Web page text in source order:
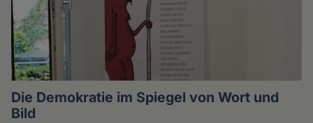
Die Demokratie im Spiegel von Wort und
Bild